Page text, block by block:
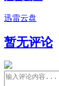
迅雷云盘
暂无评论